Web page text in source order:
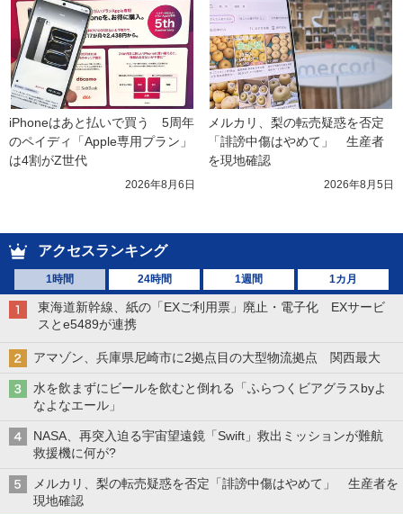
iPhoneはあと払いで買う　5周年
のペイディ「Apple専用プラン」
は4割がZ世代
2026年8月6日
メルカリ、梨の転売疑惑を否定
「誹謗中傷はやめて」　生産者
を現地確認
2026年8月5日
アクセスランキング
1時間 24時間 1週間 1カ月
東海道新幹線、紙の「EXご利用票」廃止・電子化 EXサービ
スとe5489が連携
アマゾン、兵庫県尼崎市に2拠点目の大型物流拠点 関西最大
水を飲まずにビールを飲むと倒れる「ふらつくビアグラスbyよ
なよなエール」
NASA、再突入迫る宇宙望遠鏡「Swift」救出ミッションが難航
救援機に何が?
メルカリ、梨の転売疑惑を否定「誹謗中傷はやめて」 生産者を
現地確認